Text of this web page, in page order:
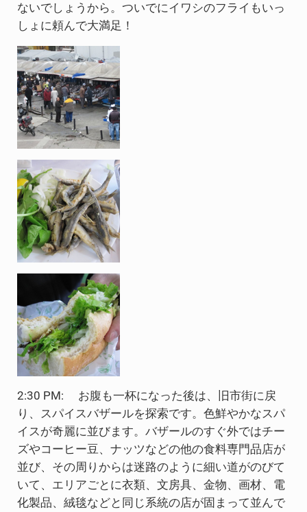
ないでしょうから。ついでにイワシのフライもいっ
しょに頼んで大満足！
2:30 PM: お腹も一杯になった後は、旧市街に戻
り、スパイスバザールを探索です。色鮮やかなスパ
イスが奇麗に並びます。バザールのすぐ外ではチー
ズやコーヒー豆、ナッツなどの他の食料専門品店が
並び、その周りからは迷路のように細い道がのびて
いて、エリアごとに衣類、文房具、金物、画材、電
化製品、絨毯などと同じ系統の店が固まって並んで